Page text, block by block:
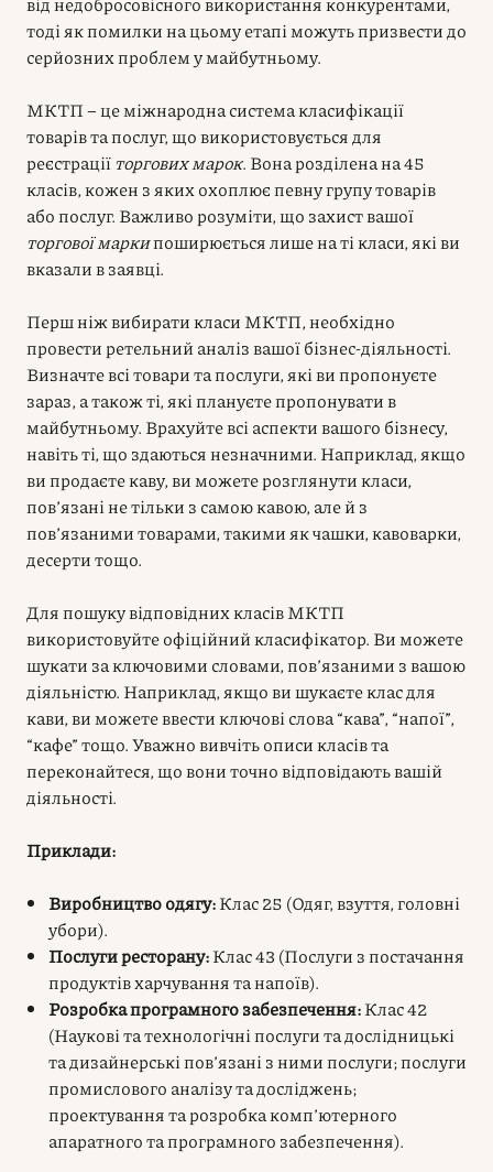
тоді як помилки на цьому етапі можуть призвести до
серйозних проблем у майбутньому.
МКТП – це міжнародна система класифікації
товарів та послуг, що використовується для
реєстрації торгових марок. Вона розділена на 45
класів, кожен з яких охоплює певну групу товарів
або послуг. Важливо розуміти, що захист вашої
торгової маркипоширюється лише на ті класи, які ви
вказали в заявці.
Перш ніж вибирати класи МКТП, необхідно
провести ретельний аналіз вашої бізнес-діяльності.
Визначте всі товари та послуги, які ви пропонуєте
зараз, а також ті, які плануєте пропонувати в
майбутньому. Врахуйте всі аспекти вашого бізнесу,
навіть ті, що здаються незначними. Наприклад, якщо
ви продаєте каву, ви можете розглянути класи,
пов’язані не тільки з самою кавою, але й з
пов’язаними товарами, такими як чашки, кавоварки,
десерти тощо.
Для пошуку відповідних класів МКТП
використовуйте офіційний класифікатор. Ви можете
шукати за ключовими словами, пов’язаними з вашою
діяльністю. Наприклад, якщо ви шукаєте клас для
кави, ви можете ввести ключові слова “кава”, “напої”,
“кафе” тощо. Уважно вивчіть описи класів та
переконайтеся, що вони точно відповідають вашій
діяльності.
Приклади:
Виробництво одягу:Клас 25 (Одяг, взуття, головні
убори).
Послуги ресторану:Клас 43 (Послуги з постачання
продуктів харчування та напоїв).
Розробка програмного забезпечення:Клас 42
(Наукові та технологічні послуги та дослідницькі
та дизайнерські пов’язані з ними послуги; послуги
промислового аналізу та досліджень;
проектування та розробка комп’ютерного
апаратного та програмного забезпечення).